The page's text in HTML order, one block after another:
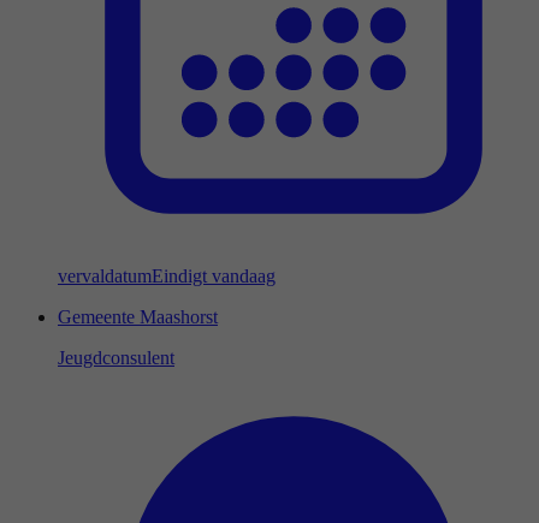
vervaldatumEindigt vandaag
Gemeente Maashorst
Jeugdconsulent